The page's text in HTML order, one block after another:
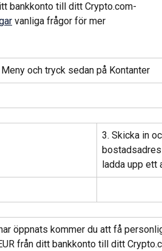
bankkonto till ditt Crypto.com-
vanliga frågor för mer
och tryck sedan på Kontanter
3. Skicka in
ladda upp
öppnats kommer du att få
från ditt bankkonto till ditt